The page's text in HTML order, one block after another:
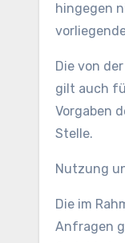
hingegen
Die von
gilt auch
Vorgaben
Stelle.
Nutzung
Die im
Anfragen